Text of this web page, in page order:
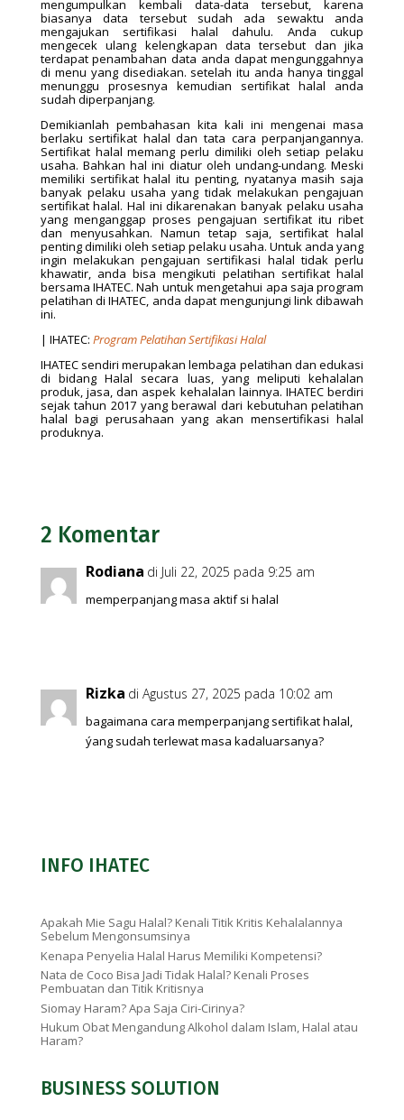
mengumpulkan kembali data-data tersebut, karena
biasanya data tersebut sudah ada sewaktu anda
mengajukan sertifikasi halal dahulu. Anda cukup
mengecek ulang kelengkapan data tersebut dan jika
terdapat penambahan data anda dapat mengunggahnya
di menu yang disediakan. setelah itu anda hanya tinggal
menunggu prosesnya kemudian sertifikat halal anda
sudah diperpanjang.
Demikianlah pembahasan kita kali ini mengenai masa
berlaku sertifikat halal dan tata cara perpanjangannya.
Sertifikat halal memang perlu dimiliki oleh setiap pelaku
usaha. Bahkan hal ini diatur oleh undang-undang. Meski
memiliki sertifikat halal itu penting, nyatanya masih saja
banyak pelaku usaha yang tidak melakukan pengajuan
sertifikat halal. Hal ini dikarenakan banyak pelaku usaha
yang menganggap proses pengajuan sertifikat itu ribet
dan menyusahkan. Namun tetap saja, sertifikat halal
penting dimiliki oleh setiap pelaku usaha. Untuk anda yang
ingin melakukan pengajuan sertifikasi halal tidak perlu
khawatir, anda bisa mengikuti pelatihan sertifikat halal
bersama IHATEC. Nah untuk mengetahui apa saja program
pelatihan di IHATEC, anda dapat mengunjungi link dibawah
ini.
| IHATEC: Program Pelatihan Sertifikasi Halal
IHATEC sendiri merupakan lembaga pelatihan dan edukasi
di bidang Halal secara luas, yang meliputi kehalalan
produk, jasa, dan aspek kehalalan lainnya. IHATEC berdiri
sejak tahun 2017 yang berawal dari kebutuhan pelatihan
halal bagi perusahaan yang akan mensertifikasi halal
produknya.
2 Komentar
Rodiana di Juli 22, 2025 pada 9:25 am
memperpanjang masa aktif si halal
Rizka di Agustus 27, 2025 pada 10:02 am
bagaimana cara memperpanjang sertifikat halal,
ýang sudah terlewat masa kadaluarsanya?
INFO IHATEC
Apakah Mie Sagu Halal? Kenali Titik Kritis Kehalalannya
Sebelum Mengonsumsinya
Kenapa Penyelia Halal Harus Memiliki Kompetensi?
Nata de Coco Bisa Jadi Tidak Halal? Kenali Proses
Pembuatan dan Titik Kritisnya
Siomay Haram? Apa Saja Ciri-Cirinya?
Hukum Obat Mengandung Alkohol dalam Islam, Halal atau
Haram?
BUSINESS SOLUTION